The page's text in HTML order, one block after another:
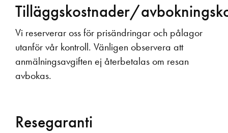
Tilläggskostnader/
Vi reserverar oss för prisändringar och pålagor
utanför vår kontroll. Vänligen observera att
anmälningsavgiften ej återbetalas om resan
avbokas.
Resegaranti